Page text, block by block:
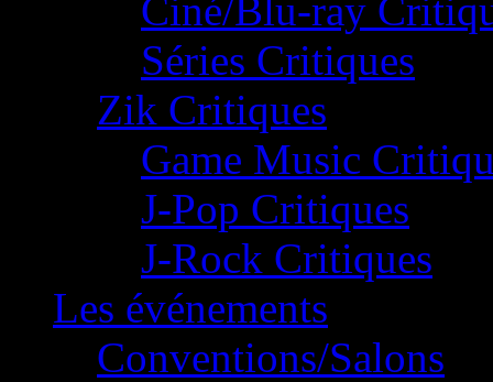
Ciné/Blu-ray
Séries Critiques
Zik Critiques
Game Music
J-Pop Critiques
J-Rock Critiques
Les événements
Conventions/Salons